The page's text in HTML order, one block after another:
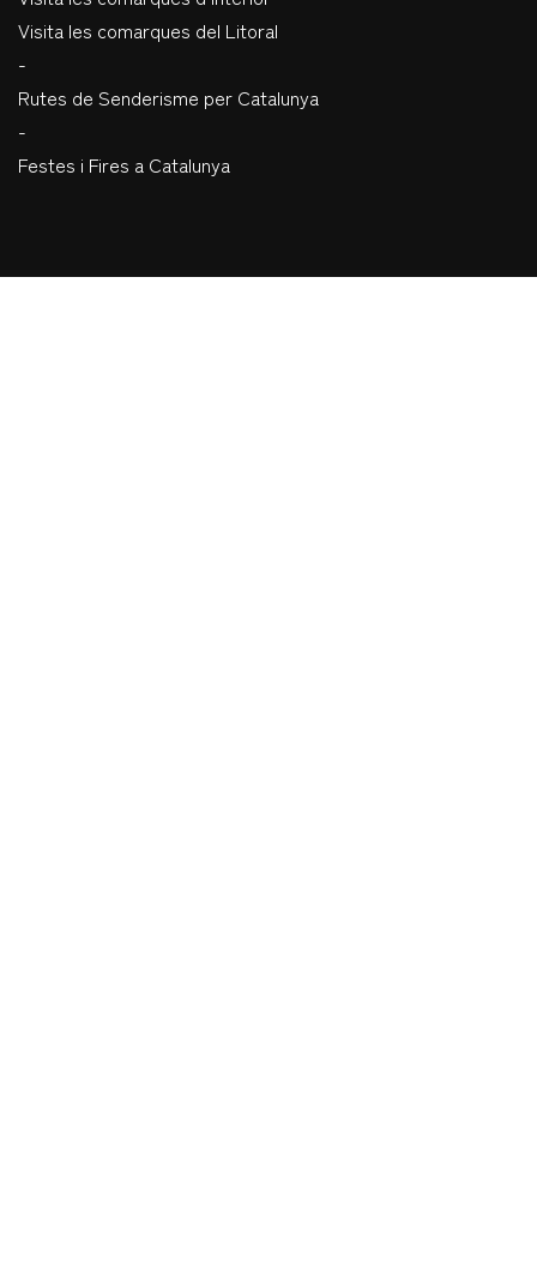
Visita les comarques del Litoral
-
Rutes de Senderisme per Catalunya
-
Festes i Fires a Catalunya